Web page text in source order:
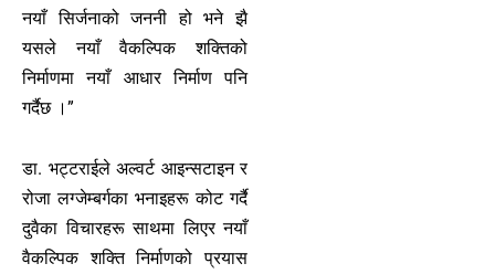
नयाँ सिर्जनाको जननी हो भने झै
यसले नयाँ वैकल्पिक शक्तिको
निर्माणमा नयाँ आधार निर्माण पनि
गर्दैछ ।”
डा. भट्टराईले अल्वर्ट आइन्सटाइन र
रोजा लग्जेम्बर्गका भनाइहरू कोट गर्दै
दुवैका विचारहरू साथमा लिएर नयाँ
वैकल्पिक शक्ति निर्माणको प्रयास